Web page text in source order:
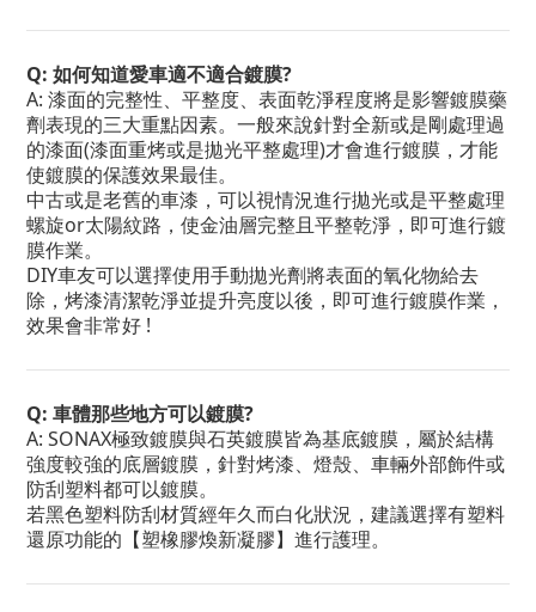
Q: 如何知道愛車適不適合鍍膜?
A: 漆面的完整性、平整度、表面乾淨程度將是影響鍍膜藥
劑表現的三大重點因素。一般來說針對全新或是剛處理過
的漆面(漆面重烤或是拋光平整處理)才會進行鍍膜，才能
使鍍膜的保護效果最佳。
中古或是老舊的車漆，可以視情況進行拋光或是平整處理
螺旋or太陽紋路，使金油層完整且平整乾淨，即可進行鍍
膜作業。
DIY車友可以選擇使用手動拋光劑將表面的氧化物給去
除，烤漆清潔乾淨並提升亮度以後，即可進行鍍膜作業，
效果會非常好 !
Q: 車體那些地方可以鍍膜?
A: SONAX極致鍍膜與石英鍍膜皆為基底鍍膜，屬於結構
強度較強的底層鍍膜，針對烤漆、燈殼、車輛外部飾件或
防刮塑料都可以鍍膜。
若黑色塑料防刮材質經年久而白化狀況，建議選擇有塑料
還原功能的【塑橡膠煥新凝膠】進行護理。